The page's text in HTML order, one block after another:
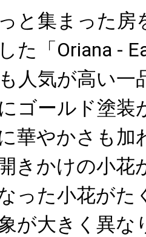
と集まった房
た「Oriana -
人気が高い一
ゴールド塗装
華やかさも加
きかけの小花
った小花がた
が大きく異な